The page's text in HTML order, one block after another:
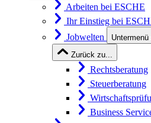
Arbeiten bei ESCHE
Ihr Einstieg bei
Jobwelten
Zurück zu...
Rechtsberatung
Steuerberatung
Business